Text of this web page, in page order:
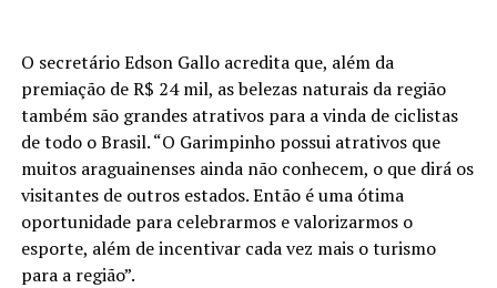
O secretário Edson Gallo acredita que, além da
premiação de R$ 24 mil, as belezas naturais da região
também são grandes atrativos para a vinda de ciclistas
de todo o Brasil. “O Garimpinho possui atrativos que
muitos araguainenses ainda não conhecem, o que dirá os
visitantes de outros estados. Então é uma ótima
oportunidade para celebrarmos e valorizarmos o
esporte, além de incentivar cada vez mais o turismo
para a região”.